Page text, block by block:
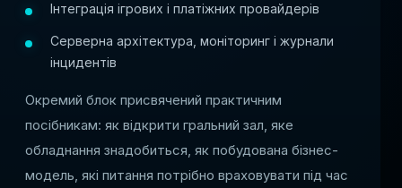
Інтеграція ігрових і платіжних провайдерів
Серверна архітектура, моніторинг і журнали
інцидентів
Окремий блок присвячений практичним
посібникам: як відкрити гральний зал, яке
обладнання знадобиться, як побудована бізнес-
модель, які питання потрібно враховувати під час